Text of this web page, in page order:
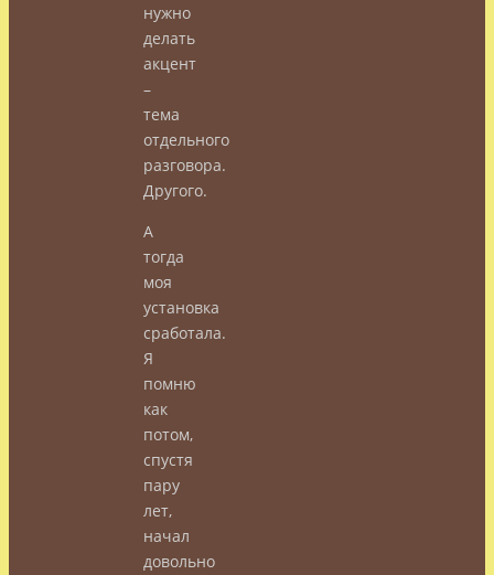
нужно
делать
акцент
–
тема
отдельного
разговора.
Другого.
А
тогда
моя
установка
сработала.
Я
помню
как
потом,
спустя
пару
лет,
начал
довольно